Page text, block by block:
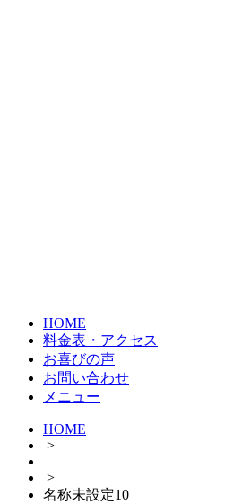
HOME
料金表・アクセス
お喜びの声
お問い合わせ
メニュー
HOME
>
>
名称未設定10